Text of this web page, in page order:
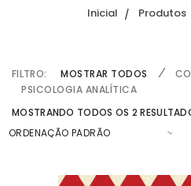
Inicial Produtos
FILTRO: MOSTRAR TODOS
PSICOLOGIA ANALÍTICA
MOSTRANDO TODOS OS 2